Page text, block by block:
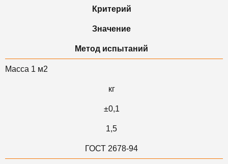
Критерий
Значение
Метод испытаний
Масса 1 м2
кг
±0,1
1,5
ГОСТ 2678-94